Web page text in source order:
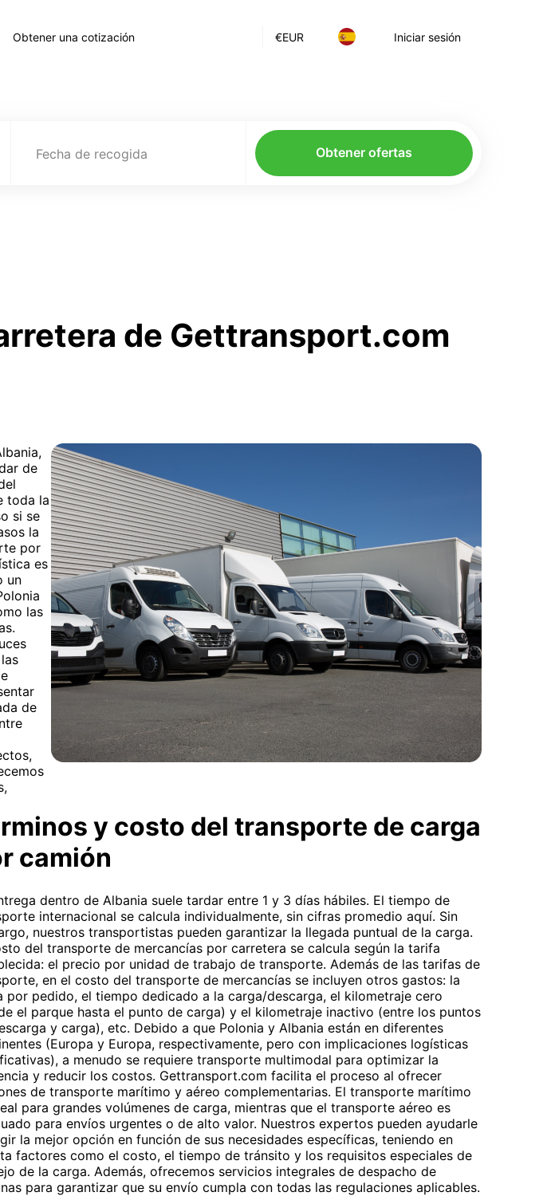
€EUR Iniciar sesión
Obtener una cotización
Fecha de recogida Obtener ofertas
de Gettransport.com
de
toda la
si se
la
por
es
un
las
de
y costo del transporte de carga
camión
dentro de Albania suele tardar entre 1 y 3 días hábiles. El tiempo de
internacional se calcula individualmente, sin cifras promedio aquí. Sin
nuestros transportistas pueden garantizar la llegada puntual de la carga.
del transporte de mercancías por carretera se calcula según la tarifa
el precio por unidad de trabajo de transporte. Además de las tarifas de
en el costo del transporte de mercancías se incluyen otros gastos: la
por pedido, el tiempo dedicado a la carga/descarga, el kilometraje cero
el parque hasta el punto de carga) y el kilometraje inactivo (entre los puntos
y carga), etc. Debido a que Polonia y Albania están en diferentes
(Europa y Europa, respectivamente, pero con implicaciones logísticas
a menudo se requiere transporte multimodal para optimizar la
y reducir los costos. Gettransport.com facilita el proceso al ofrecer
de transporte marítimo y aéreo complementarias. El transporte marítimo
para grandes volúmenes de carga, mientras que el transporte aéreo es
para envíos urgentes o de alto valor. Nuestros expertos pueden ayudarle
la mejor opción en función de sus necesidades específicas, teniendo en
factores como el costo, el tiempo de tránsito y los requisitos especiales de
de la carga. Además, ofrecemos servicios integrales de despacho de
para garantizar que su envío cumpla con todas las regulaciones aplicables.